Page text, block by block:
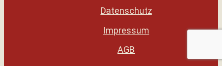
Datenschutz
Impressum
AGB